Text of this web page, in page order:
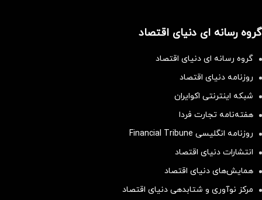
گروه رسانه ای دنیای اقتصاد
گروه رسانه ای دنیای اقتصاد
روزنامه دنیای اقتصاد
شبکه اینترنتی اکوایران
هفته‌نامه تجارت فردا
روزنامه انگلیسی Financial Tribune
انتشارات دنیای اقتصاد
همایش‌های دنیای اقتصاد
مرکز نوآوری و شتابدهی دنیای اقتصاد